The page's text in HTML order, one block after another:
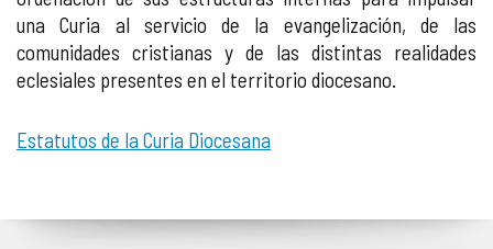
una Curia al servicio de la evangelización, de las
comunidades cristianas y de las distintas realidades
eclesiales presentes en el territorio diocesano.
Estatutos de la Curia Diocesana